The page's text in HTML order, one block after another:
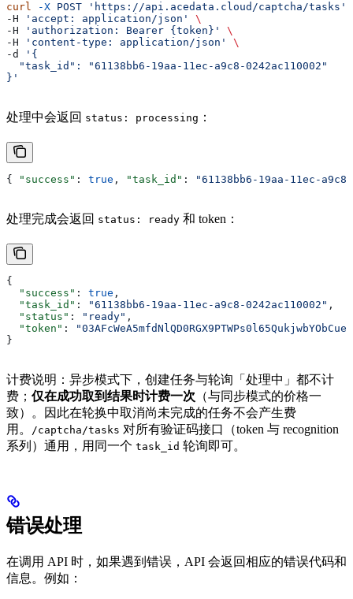
curl -X POST 'https://api.acedata.cloud/captcha/tasks'
-H
'accept: application/json'
\
-H
'authorization: Bearer {token}'
\
-H
'content-type: application/json'
\
-d
'{
  "task_id": "61138bb6-19aa-11ec-a9c8-0242ac110002"
}'
处理中会返回 status: processing ：
{ "success" : true , "task_id" : "61138bb6-19aa-11ec-
处理完成会返回 status: ready 和 token：
{
  "success"
: true ,
  "task_id"
: "61138bb6-19aa-11ec-a9c8-0242ac110002" ,
  "status"
: "ready" ,
  "token"
:
}
计费说明：异步模式下，创建任务与轮询「处理中」都不计
费； 仅在成功取到结果时计费一次 （与同步模式的价格一
致）。因此在轮换中取消尚未完成的任务不会产生费
用。
/captcha/tasks 对所有验证码接口（token 与 recognition
系列）通用，用同一个 task_id 轮询即可。
错误处理
在调用 API 时，如果遇到错误，API 会返回相应的错误代码和
信息。例如：